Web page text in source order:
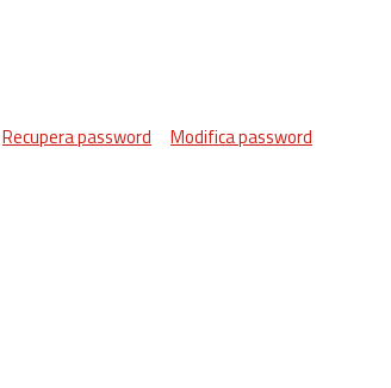
Recupera password Modifica password